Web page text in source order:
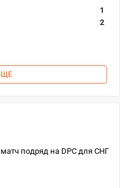
1
2
подряд на DPC для СНГ